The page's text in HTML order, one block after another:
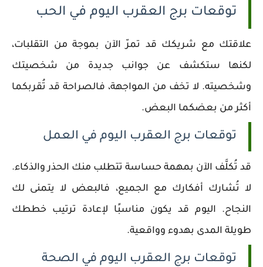
توقعات برج العقرب اليوم في الحب
علاقتك مع شريكك قد تمرّ الآن بموجة من التقلبات،
لكنها ستكشف عن جوانب جديدة من شخصيتك
وشخصيته. لا تخف من المواجهة، فالصراحة قد تُقربكما
أكثر من بعضكما البعض.
توقعات برج العقرب اليوم في العمل
قد تُكلَّف الآن بمهمة حساسة تتطلب منك الحذر والذكاء.
لا تُشارك أفكارك مع الجميع، فالبعض لا يتمنى لك
النجاح. اليوم قد يكون مناسبًا لإعادة ترتيب خططك
طويلة المدى بهدوء وواقعية.
توقعات برج العقرب اليوم في الصحة